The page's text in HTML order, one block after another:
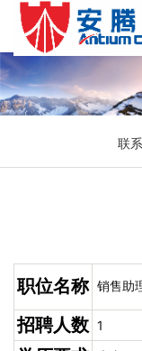
联
职位名称 销售助
招聘人数 1